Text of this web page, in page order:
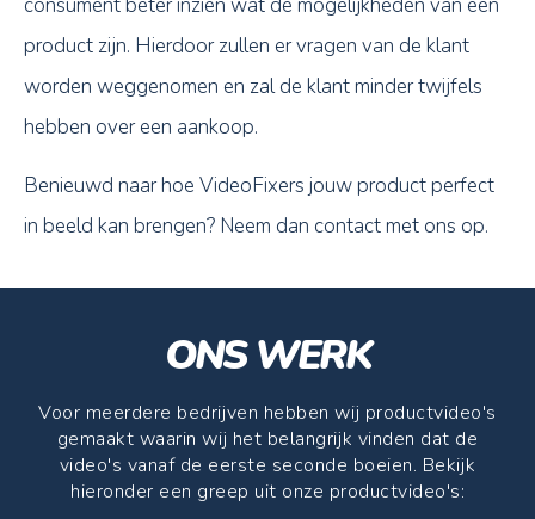
consument beter inzien wat de mogelijkheden van een
product zijn. Hierdoor zullen er vragen van de klant
worden weggenomen en zal de klant minder twijfels
hebben over een aankoop.
Benieuwd naar hoe VideoFixers jouw product perfect
in beeld kan brengen? Neem dan contact met ons op.
ONS WERK
Voor meerdere bedrijven hebben wij productvideo's
gemaakt waarin wij het belangrijk vinden dat de
video's vanaf de eerste seconde boeien. Bekijk
hieronder een greep uit onze productvideo's: